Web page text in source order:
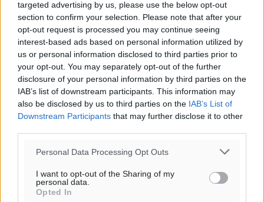
targeted advertising by us, please use the below opt-out
section to confirm your selection. Please note that after your
opt-out request is processed you may continue seeing
interest-based ads based on personal information utilized by
us or personal information disclosed to third parties prior to
your opt-out. You may separately opt-out of the further
disclosure of your personal information by third parties on the
IAB’s list of downstream participants. This information may
also be disclosed by us to third parties on the IAB’s List of
Downstream Participants that may further disclose it to other
Personal Data Processing Opt Outs
I want to opt-out of the Sharing of my
personal data.
Opted In
Φύλαξε τα στοιχεία μου για την επόμενη φορά.